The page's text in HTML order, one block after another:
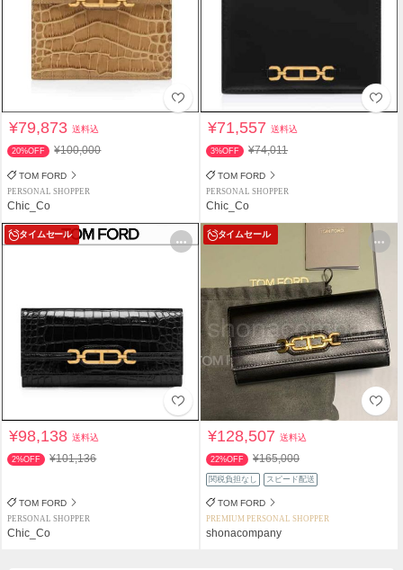
¥79,873送料込
20%OFF ¥100,000
TOM FORD
PERSONAL SHOPPER
Chic_Co
¥71,557送料込
3%OFF ¥74,011
TOM FORD
PERSONAL SHOPPER
Chic_Co
タイムセール
¥98,138送料込
2%OFF ¥101,136
TOM FORD
PERSONAL SHOPPER
Chic_Co
タイムセール
¥128,507送料込
22%OFF ¥165,000
関税負担なし スピード配送
TOM FORD
PREMIUM PERSONAL SHOPPER
shonacompany